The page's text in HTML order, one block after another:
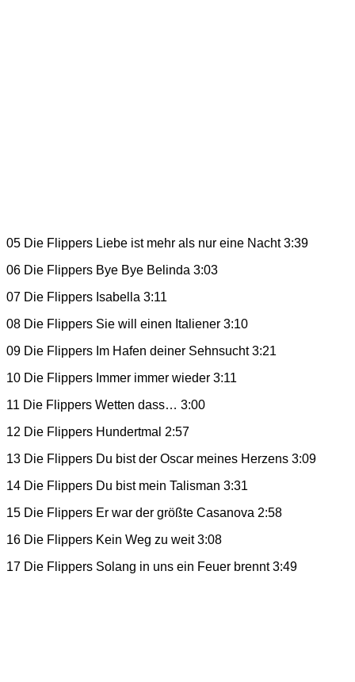
05 Die Flippers Liebe ist mehr als nur eine Nacht 3:39
06 Die Flippers Bye Bye Belinda 3:03
07 Die Flippers Isabella 3:11
08 Die Flippers Sie will einen Italiener 3:10
09 Die Flippers Im Hafen deiner Sehnsucht 3:21
10 Die Flippers Immer immer wieder 3:11
11 Die Flippers Wetten dass… 3:00
12 Die Flippers Hundertmal 2:57
13 Die Flippers Du bist der Oscar meines Herzens 3:09
14 Die Flippers Du bist mein Talisman 3:31
15 Die Flippers Er war der größte Casanova 2:58
16 Die Flippers Kein Weg zu weit 3:08
17 Die Flippers Solang in uns ein Feuer brennt 3:49